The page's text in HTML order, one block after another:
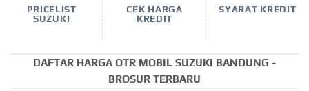
SUZUKI
KREDIT